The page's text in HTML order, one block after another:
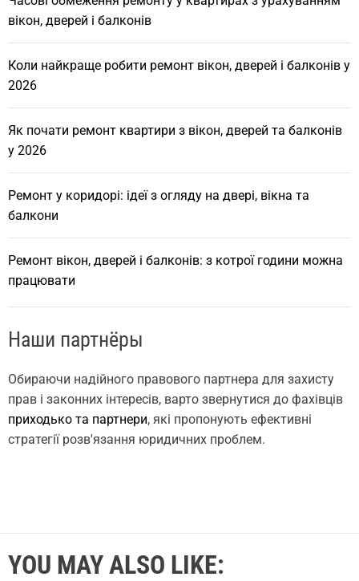
вікон, дверей і балконів
Коли найкраще робити ремонт вікон, дверей і балконів у
2026
Як почати ремонт квартири з вікон, дверей та балконів
у 2026
Ремонт у коридорі: ідеї з огляду на двері, вікна та
балкони
Ремонт вікон, дверей і балконів: з котрої години можна
працювати
Наши партнёры
Обираючи надійного правового партнера для захисту
прав і законних інтересів, варто звернутися до фахівців
приходько та партнери, які пропонують ефективні
стратегії розв'язання юридичних проблем.
YOU MAY ALSO LIKE: